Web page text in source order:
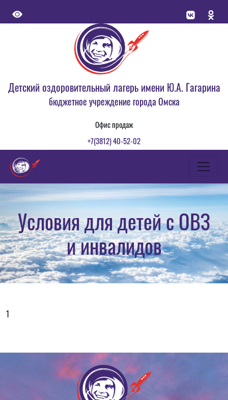
Детский оздоровительный лагерь имени Ю.А. Гагарина
бюджетное учреждение города Омска
Офис продаж
+7(3812) 40-52-02
Условия для детей с ОВЗ
и инвалидов
1